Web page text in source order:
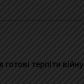
готові терпіти війну